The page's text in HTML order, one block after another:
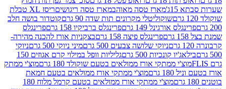
מארז טסה מאוהב מארז טסה ריגושים
ריסז XL טבלת
שוקוליטלי מקרונים תות שדה 90 גרם
קוטדור בושה חלב
אורגינל 149 גרם
פרינגלס ברביקיו 158 גרם
פרינגלס
פרינגלס פיצה 158 גרם
בצקניות אורז להכנה מהירה-
ניוקי שלושה צבעים 500 גרם
מיני ניוקי 500 גרם
ניוקי
קונכיות 500 גרם
גליליות וופל במילוי קרם אגוזים 150
ממתקי אורז ממולאים בטעם שוקולד 180 גרם
מוצ'י ממתק
גרם
מוצ'י ממתקי אורז ממולאים בטעם חמאת
מוצ'י ממתקי אורז ממולאים בטעם קרמל מלוח 180